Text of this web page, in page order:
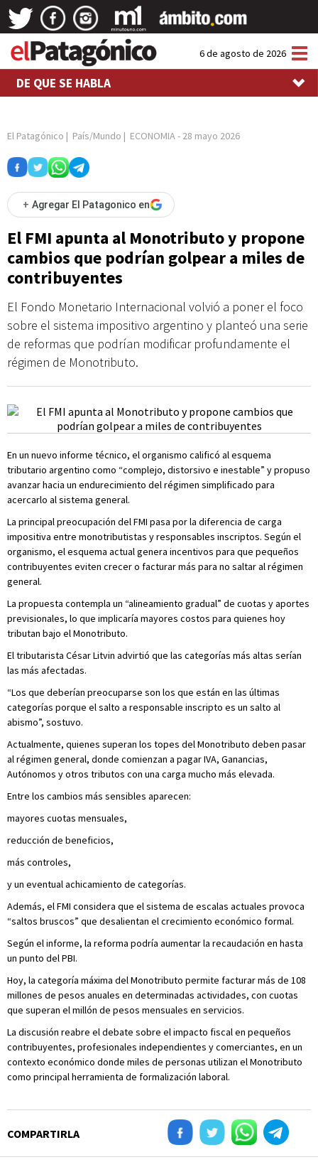
6 de agosto de 2026
DE QUE SE HABLA
El Patagónico | País/Mundo | ECONOMIA- 28 mayo 2026
+ Agregar El Patagonico en
El FMI apunta al Monotributo y propone
cambios que podrían golpear a miles de
contribuyentes
El Fondo Monetario Internacional volvió a poner el foco
sobre el sistema impositivo argentino y planteó una serie
de reformas que podrían modificar profundamente el
régimen de Monotributo.
En un nuevo informe técnico, el organismo calificó al esquema
tributario argentino como “complejo, distorsivo e inestable” y propuso
avanzar hacia un endurecimiento del régimen simplificado para
acercarlo al sistema general.
La principal preocupación del FMI pasa por la diferencia de carga
impositiva entre monotributistas y responsables inscriptos. Según el
organismo, el esquema actual genera incentivos para que pequeños
contribuyentes eviten crecer o facturar más para no saltar al régimen
general.
La propuesta contempla un “alineamiento gradual” de cuotas y aportes
previsionales, lo que implicaría mayores costos para quienes hoy
tributan bajo el Monotributo.
El tributarista César Litvin advirtió que las categorías más altas serían
las más afectadas.
“Los que deberían preocuparse son los que están en las últimas
categorías porque el salto a responsable inscripto es un salto al
abismo”, sostuvo.
Actualmente, quienes superan los topes del Monotributo deben pasar
al régimen general, donde comienzan a pagar IVA, Ganancias,
Autónomos y otros tributos con una carga mucho más elevada.
Entre los cambios más sensibles aparecen:
mayores cuotas mensuales,
reducción de beneficios,
más controles,
y un eventual achicamiento de categorías.
Además, el FMI considera que el sistema de escalas actuales provoca
“saltos bruscos” que desalientan el crecimiento económico formal.
Según el informe, la reforma podría aumentar la recaudación en hasta
un punto del PBI.
Hoy, la categoría máxima del Monotributo permite facturar más de 108
millones de pesos anuales en determinadas actividades, con cuotas
que superan el millón de pesos mensuales en servicios.
La discusión reabre el debate sobre el impacto fiscal en pequeños
contribuyentes, profesionales independientes y comerciantes, en un
contexto económico donde miles de personas utilizan el Monotributo
como principal herramienta de formalización laboral.
COMPARTIRLA